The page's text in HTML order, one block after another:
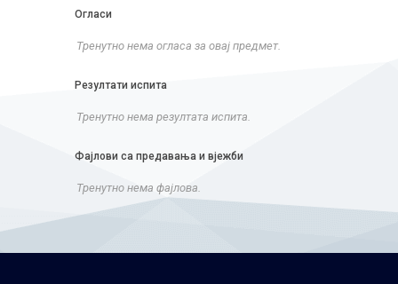
Огласи
Тренутно нема огласа за овај предмет.
Резултати испита
Тренутно нема резултата испита.
Фајлови са предавања и вјежби
Тренутно нема фајлова.